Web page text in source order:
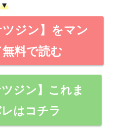
▼
ツジン】をマン
料で読む
ジン】これま
はコチラ